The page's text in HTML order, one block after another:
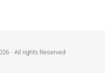
- All rights Reserved